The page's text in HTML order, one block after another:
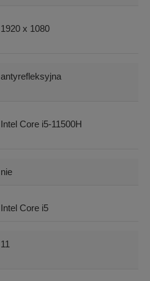
1920 x 1080
antyrefleksyjna
Intel Core i5-11500H
nie
Intel Core i5
11